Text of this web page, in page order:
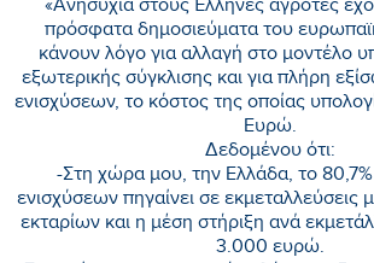
«Ανησυχία στους Έλληνες αγρότες
πρόσφατα δημοσιεύματα του
κάνουν λόγο για αλλαγή στο μοντέλο
εξωτερικής σύγκλισης και για πλήρη
ενισχύσεων, το κόστος της οποίας
Ευρώ.
Δεδομένου ότι:
-Στη χώρα μου, την Ελλάδα, το
ενισχύσεων πηγαίνει σε εκμεταλλεύσεις
εκταρίων και η μέση στήριξη ανά
3.000 ευρώ.